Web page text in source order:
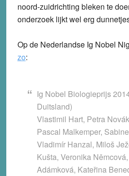
noord-zuidrichting bleken te
onderzoek lijkt wel erg
Op de Nederlandse Ig Nobel
zo:
Ig Nobel Biologieprijs
Duitsland)
Vlastimil Hart, Petra
Pascal Malkemper,
Vladimír Hanzal, Miloš
Kušta, Veronika
Adámková, Kateřina